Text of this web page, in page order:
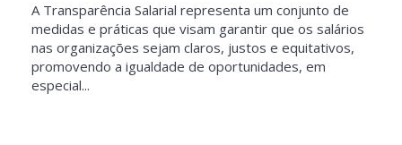
A Transparência Salarial representa um conjunto de
medidas e práticas que visam garantir que os salários
nas organizações sejam claros, justos e equitativos,
promovendo a igualdade de oportunidades, em
especial...